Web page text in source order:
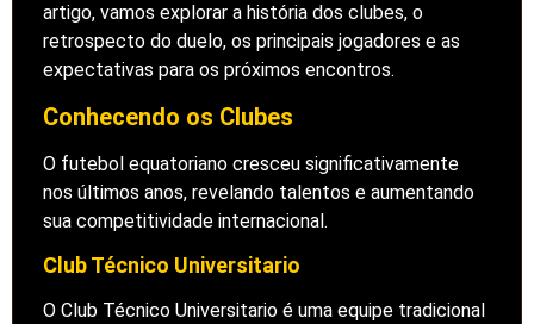
artigo, vamos explorar a história dos clubes, o
retrospecto do duelo, os principais jogadores e as
expectativas para os próximos encontros.
Conhecendo os Clubes
O futebol equatoriano cresceu significativamente
nos últimos anos, revelando talentos e aumentando
sua competitividade internacional.
Club Técnico Universitario
O Club Técnico Universitario é uma equipe tradicional